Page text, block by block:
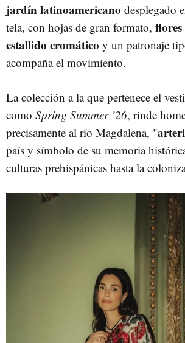
jardín latinoamericano desplegado
tela, con hojas de gran formato,
estallido cromático y un patronaje
acompaña el movimiento.
La colección a la que pertenece el
como Spring Summer ’26, rinde
precisamente al río Magdalena, "
país y símbolo de su memoria
culturas prehispánicas hasta la